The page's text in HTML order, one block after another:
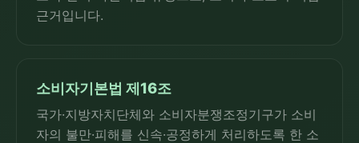
근거입니다.
소비자기본법 제16조
국가·지방자치단체와 소비자분쟁조정기구가 소비
자의 불만·피해를 신속·공정하게 처리하도록 한 소